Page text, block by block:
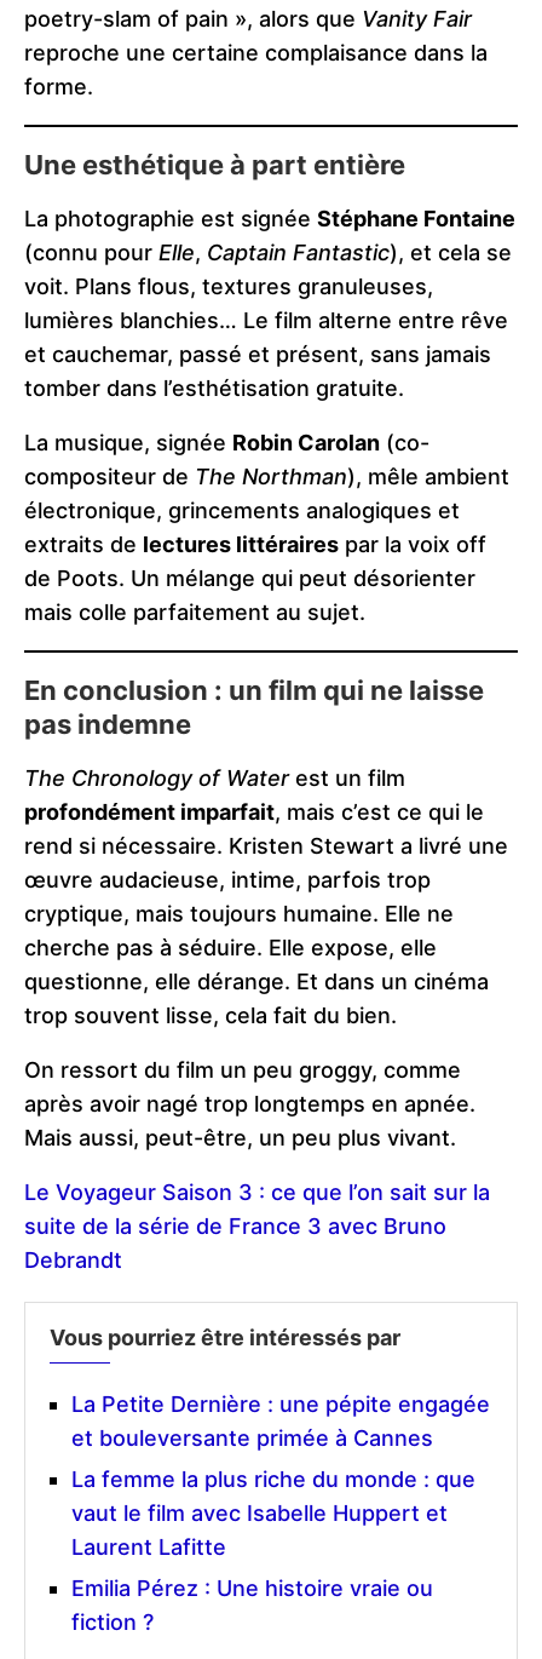
poetry-slam of pain », alors que Vanity Fair
reproche une certaine complaisance dans la
forme.
Une esthétique à part entière
La photographie est signée Stéphane Fontaine
(connu pour Elle, Captain Fantastic), et cela se
voit. Plans flous, textures granuleuses,
lumières blanchies… Le film alterne entre rêve
et cauchemar, passé et présent, sans jamais
tomber dans l’esthétisation gratuite.
La musique, signée Robin Carolan (co-
compositeur de The Northman), mêle ambient
électronique, grincements analogiques et
extraits de lectures littéraires par la voix off
de Poots. Un mélange qui peut désorienter
mais colle parfaitement au sujet.
En conclusion : un film qui ne laisse
pas indemne
The Chronology of Waterest un film
profondément imparfait, mais c’est ce qui le
rend si nécessaire. Kristen Stewart a livré une
œuvre audacieuse, intime, parfois trop
cryptique, mais toujours humaine. Elle ne
cherche pas à séduire. Elle expose, elle
questionne, elle dérange. Et dans un cinéma
trop souvent lisse, cela fait du bien.
On ressort du film un peu groggy, comme
après avoir nagé trop longtemps en apnée.
Mais aussi, peut-être, un peu plus vivant.
Le Voyageur Saison 3 : ce que l’on sait sur la
suite de la série de France 3 avec Bruno
Debrandt
Vous pourriez être intéressés par
La Petite Dernière : une pépite engagée
et bouleversante primée à Cannes
La femme la plus riche du monde : que
vaut le film avec Isabelle Huppert et
Laurent Lafitte
Emilia Pérez : Une histoire vraie ou
fiction ?